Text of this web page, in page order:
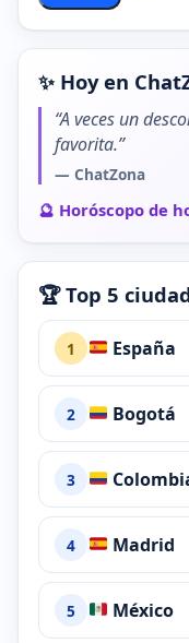
✨ Hoy en
“A veces un
favorita.”
— ChatZona
🔮 Horóscopo de
🏆 Top 5
1 España
2 Bogotá
3
4 Madrid
5 México